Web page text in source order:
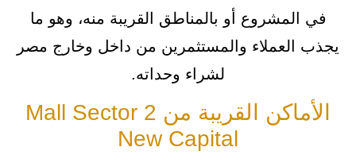
في المشروع أو بالمناطق القريبة منه، وهو ما
يجذب العملاء والمستثمرين من داخل وخارج مصر
لشراء وحداته.
الأماكن القريبة من Mall Sector 2
New Capital